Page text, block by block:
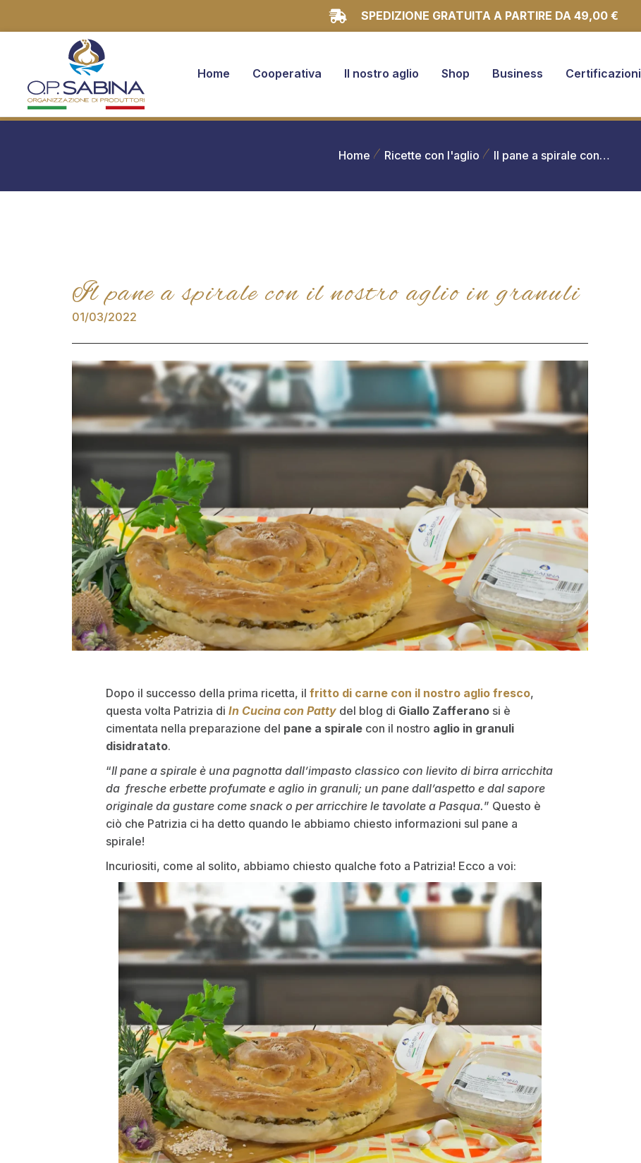
SPEDIZIONE GRATUITA A PARTIRE DA 49,00 €
Home Cooperativa Il nostro aglio Shop Business Certificazioni
Home Ricette con l'aglio Il pane a spirale con…
Il pane a spirale con il nostro aglio in granuli
01/03/2022
Dopo il successo della prima ricetta, il fritto di carne con il nostro aglio fresco,
questa volta Patrizia di In Cucina con Patty del blog di Giallo Zafferano si è
cimentata nella preparazione del pane a spirale con il nostro aglio in granuli
disidratato.
“Il pane a spirale è una pagnotta dall’impasto classico con lievito di birra arricchita
da fresche erbette profumate e aglio in granuli; un pane dall’aspetto e dal sapore
originale da gustare come snack o per arricchire le tavolate a Pasqua.” Questo è
ciò che Patrizia ci ha detto quando le abbiamo chiesto informazioni sul pane a
spirale!
Incuriositi, come al solito, abbiamo chiesto qualche foto a Patrizia! Ecco a voi: